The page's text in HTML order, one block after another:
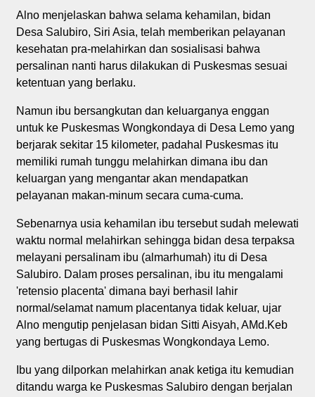
Alno menjelaskan bahwa selama kehamilan, bidan
Desa Salubiro, Siri Asia, telah memberikan pelayanan
kesehatan pra-melahirkan dan sosialisasi bahwa
persalinan nanti harus dilakukan di Puskesmas sesuai
ketentuan yang berlaku.
Namun ibu bersangkutan dan keluarganya enggan
untuk ke Puskesmas Wongkondaya di Desa Lemo yang
berjarak sekitar 15 kilometer, padahal Puskesmas itu
memiliki rumah tunggu melahirkan dimana ibu dan
keluargan yang mengantar akan mendapatkan
pelayanan makan-minum secara cuma-cuma.
Sebenarnya usia kehamilan ibu tersebut sudah melewati
waktu normal melahirkan sehingga bidan desa terpaksa
melayani persalinam ibu (almarhumah) itu di Desa
Salubiro. Dalam proses persalinan, ibu itu mengalami
'retensio placenta' dimana bayi berhasil lahir
normal/selamat namum placentanya tidak keluar, ujar
Alno mengutip penjelasan bidan Sitti Aisyah, AMd.Keb
yang bertugas di Puskesmas Wongkondaya Lemo.
Ibu yang dilporkan melahirkan anak ketiga itu kemudian
ditandu warga ke Puskesmas Salubiro dengan berjalan